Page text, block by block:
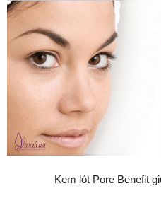
Kem lót Pore Benefit